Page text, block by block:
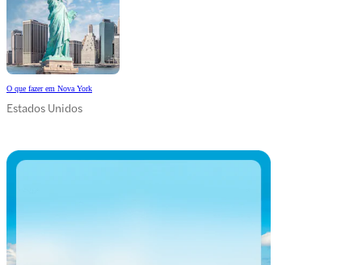
O que fazer em Nova York
Estados Unidos